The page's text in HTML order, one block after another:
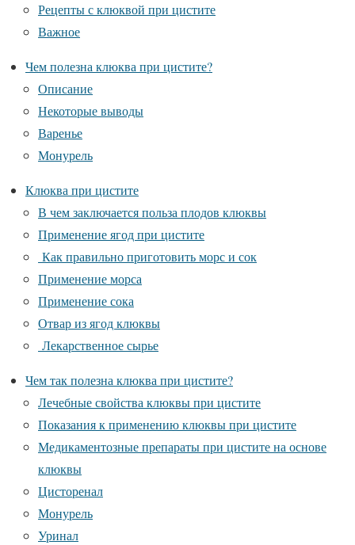
Рецепты с клюквой при цистите
Важное
Чем полезна клюква при цистите?
Описание
Некоторые выводы
Варенье
Монурель
Клюква при цистите
В чем заключается польза плодов клюквы
Применение ягод при цистите
Как правильно приготовить морс и сок
Применение морса
Применение сока
Отвар из ягод клюквы
Лекарственное сырье
Чем так полезна клюква при цистите?
Лечебные свойства клюквы при цистите
Показания к применению клюквы при цистите
Медикаментозные препараты при цистите на основе
клюквы
Цисторенал
Монурель
Уринал